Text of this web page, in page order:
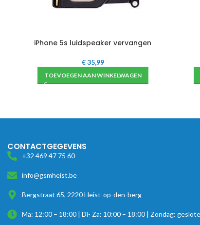
iPhone 5s luidspeaker vervangen
€35,99
TOEVOEGEN AAN WINKELWAGEN
CONTACTGEGEVENS
+32 469 47 75 60
info@gsmheist.be
Bergstraat 65, 2220 Heist-op-den-berg
Ma: 12:00 – 18:00 | Di- Za: 10:00 – 18:00 | Zondag: